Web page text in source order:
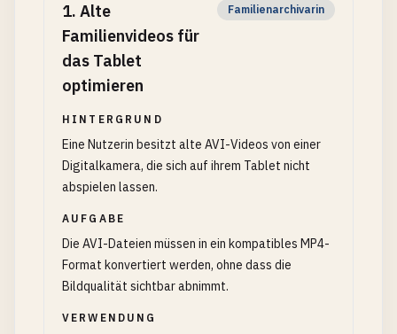
1. Alte
Familienvideos für
das Tablet
optimieren
Familienarchivarin
HINTERGRUND
Eine Nutzerin besitzt alte AVI-Videos von einer
Digitalkamera, die sich auf ihrem Tablet nicht
abspielen lassen.
AUFGABE
Die AVI-Dateien müssen in ein kompatibles MP4-
Format konvertiert werden, ohne dass die
Bildqualität sichtbar abnimmt.
VERWENDUNG